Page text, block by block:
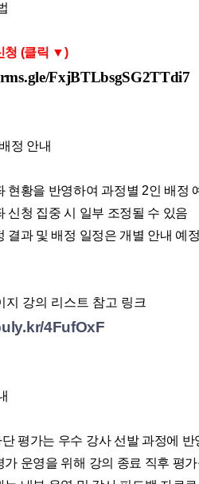
청 (클릭 ▼)
FxjBTLbsgSG2TTdi7
정 안내
현황을 반영하여 과정별 2인 배정
신청 집중 시 일부 조정될 수 있음
결과 및 배정 일정은 개별 안내 예정
지 강의 리스트 참고 링크
4FufOxF
평가는 우수 강사 선발 과정에 반
가 운영을 위해 강의 종료 직후 평